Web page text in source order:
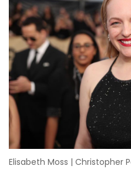
Elisabeth Moss | Christopher